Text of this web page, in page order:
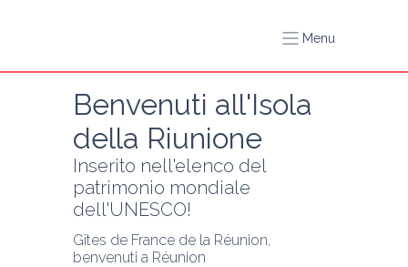
Menu
Benvenuti all'Isola
della Riunione
Inserito nell'elenco del
patrimonio mondiale
dell'UNESCO!
Gîtes de France de la Réunion,
benvenuti a Réunion